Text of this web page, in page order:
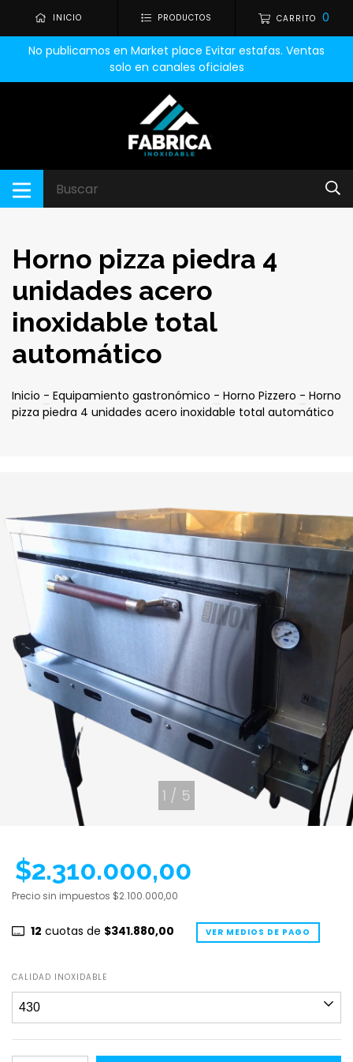
INICIO PRODUCTOS CARRITO 0
No publicamos en Market place Evitar estafas. Ventas
solo en canales oficiales
Horno pizza piedra 4
unidades acero
inoxidable total
automático
Inicio - Equipamiento gastronómico - Horno Pizzero - Horno
pizza piedra 4 unidades acero inoxidable total automático
1 / 5
$2.310.000,00
Precio sin impuestos $2.100.000,00
12 cuotas de $341.880,00 VER MEDIOS DE PAGO
CALIDAD INOXIDABLE